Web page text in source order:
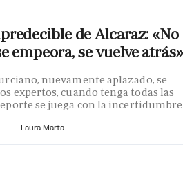
de Alcaraz: «No
empeora, se vuelve atrás»
nuevamente aplazado, se
expertos, cuando tenga todas las
se juega con la
Laura Marta